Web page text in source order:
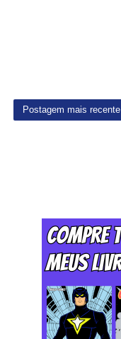
Postagem mais recente